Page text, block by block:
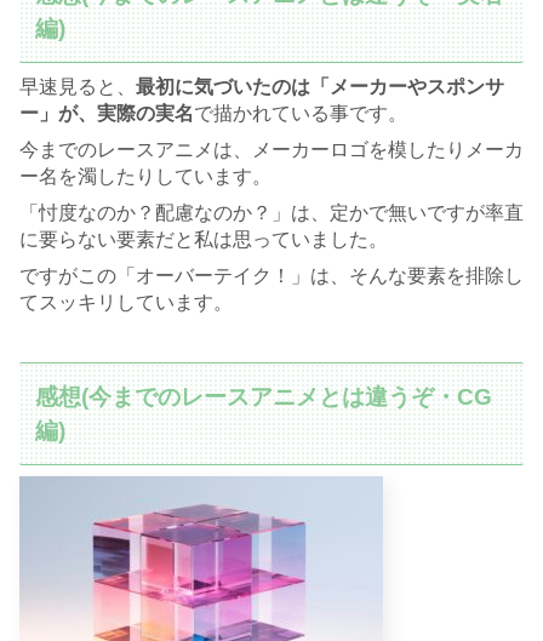
編)
早速見ると、 最初に気づいたのは「メーカーやスポンサ
ー」が、実際の実名で描かれている事です。
今までのレースアニメは、メーカーロゴを模したりメーカ
ー名を濁したりしています。
「忖度なのか？配慮なのか？」は、定かで無いですが率直
に要らない要素だと私は思っていました。
ですがこの「オーバーテイク！」は、そんな要素を排除し
てスッキリしています。
感想(今までのレースアニメとは違うぞ・CG
編)